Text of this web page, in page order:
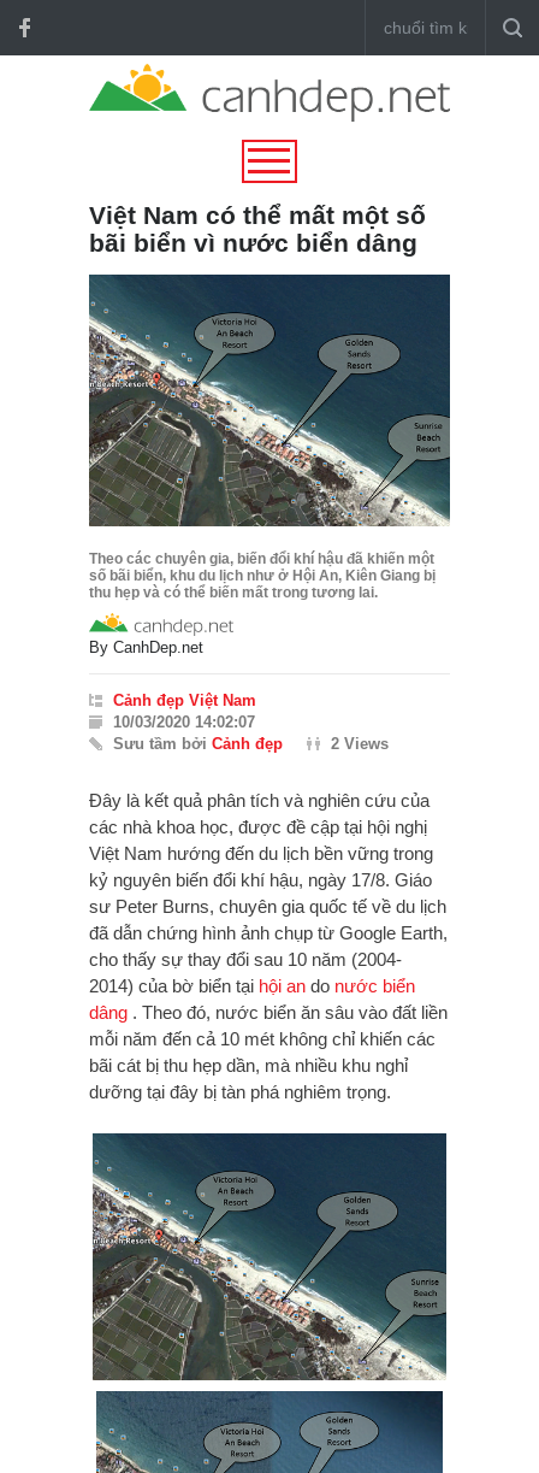
Việt Nam có thể mất một số
bãi biển vì nước biển dâng
Theo các chuyên gia, biến đổi khí hậu đã khiến một
số bãi biển, khu du lịch như ở Hội An, Kiên Giang bị
thu hẹp và có thể biến mất trong tương lai.
By CanhDep.net
Cảnh đẹp Việt Nam
10/03/2020 14:02:07
Sưu tầm bởi Cảnh đẹp 2 Views
Đây là kết quả phân tích và nghiên cứu của
các nhà khoa học, được đề cập tại hội nghị
Việt Nam hướng đến du lịch bền vững trong
kỷ nguyên biến đổi khí hậu, ngày 17/8. Giáo
sư Peter Burns, chuyên gia quốc tế về du lịch
đã dẫn chứng hình ảnh chụp từ Google Earth,
cho thấy sự thay đổi sau 10 năm (2004-
2014) của bờ biển tại hội an do nước biển
dâng . Theo đó, nước biển ăn sâu vào đất liền
mỗi năm đến cả 10 mét không chỉ khiến các
bãi cát bị thu hẹp dần, mà nhiều khu nghỉ
dưỡng tại đây bị tàn phá nghiêm trọng.